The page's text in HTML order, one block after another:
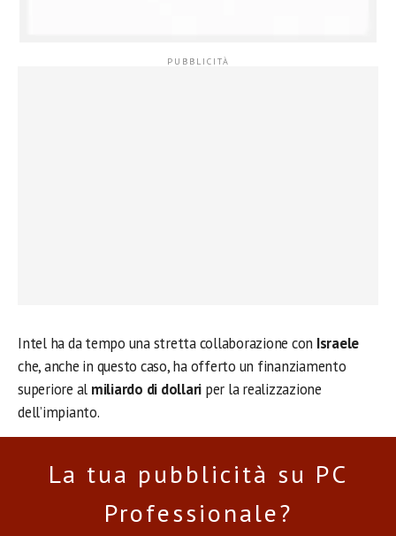
Intel ha da tempo una stretta collaborazione con Israele
che, anche in questo caso, ha offerto un finanziamento
superiore al miliardo di dollari per la realizzazione
dell’impianto.
La tua pubblicità su PC
Professionale?